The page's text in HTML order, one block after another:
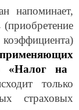
напоминает,
применяющих
«Налог на
только
страховых